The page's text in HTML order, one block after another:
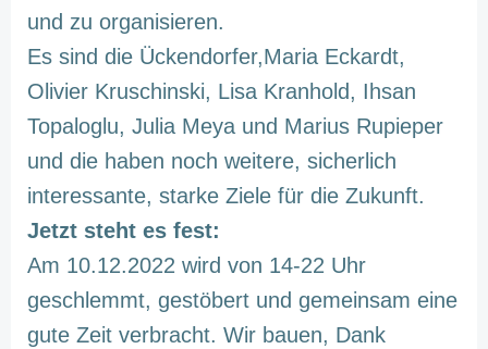
und zu organisieren.
Es sind die Ückendorfer,Maria Eckardt,
Olivier Kruschinski, Lisa Kranhold, Ihsan
Topaloglu, Julia Meya und Marius Rupieper
und die haben noch weitere, sicherlich
interessante, starke Ziele für die Zukunft.
Jetzt steht es fest:
Am 10.12.2022 wird von 14-22 Uhr
geschlemmt, gestöbert und gemeinsam eine
gute Zeit verbracht. Wir bauen, Dank